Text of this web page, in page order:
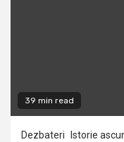
39 min read
Dezbateri Istorie